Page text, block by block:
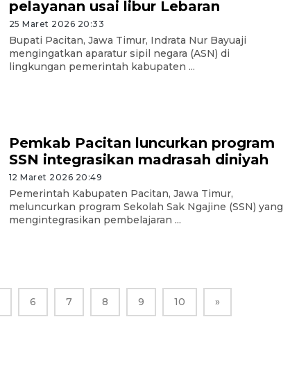
pelayanan usai libur Lebaran
25 Maret 2026 20:33
Bupati Pacitan, Jawa Timur, Indrata Nur Bayuaji
mengingatkan aparatur sipil negara (ASN) di
lingkungan pemerintah kabupaten ...
Pemkab Pacitan luncurkan program
SSN integrasikan madrasah diniyah
12 Maret 2026 20:49
Pemerintah Kabupaten Pacitan, Jawa Timur,
meluncurkan program Sekolah Sak Ngajine (SSN) yang
mengintegrasikan pembelajaran ...
6 7 8 9 10 »
Desa Tangguh Bencana di
Jawa Timur
5 Agustus 2026 19:09